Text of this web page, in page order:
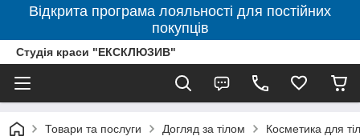
Відкрита програма лояльності для постійних
покупців
Студія краси "ЕКСКЛЮЗИВ"
Товари та послуги Догляд за тілом Косметика для